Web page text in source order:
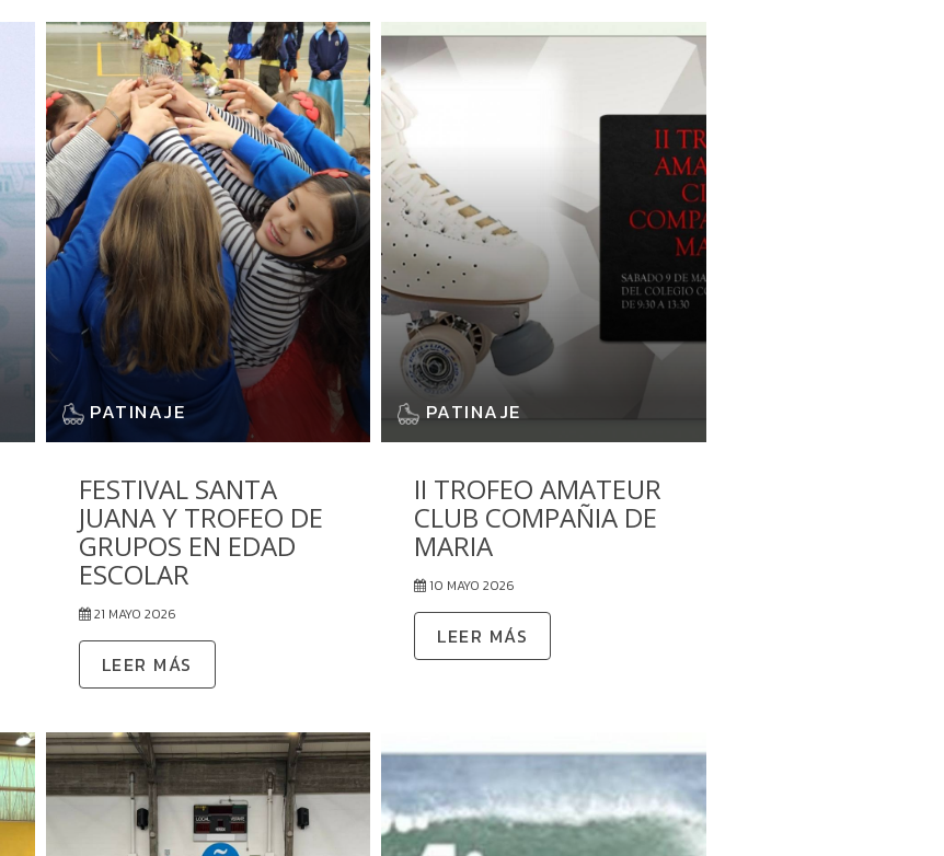
PATINAJE
FESTIVAL SANTA
JUANA Y TROFEO DE
GRUPOS EN EDAD
ESCOLAR
21 MAYO 2026
LEER MÁS
PATINAJE
II TROFEO AMATEUR
CLUB COMPAÑIA DE
MARIA
10 MAYO 2026
LEER MÁS